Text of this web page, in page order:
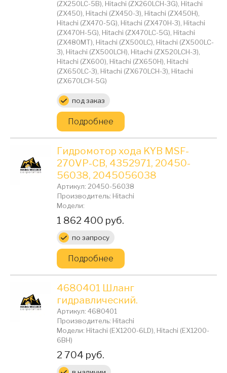
(ZX250LC-5B), Hitachi (ZX260LCH-3G), Hitachi
(ZX450), Hitachi (ZX450-3), Hitachi (ZX450H),
Hitachi (ZX470-5G), Hitachi (ZX470H-3), Hitachi
(ZX470H-5G), Hitachi (ZX470LC-5G), Hitachi
(ZX480MT), Hitachi (ZX500LC), Hitachi (ZX500LC-
3), Hitachi (ZX500LCH), Hitachi (ZX520LCH-3),
Hitachi (ZX600), Hitachi (ZX650H), Hitachi
(ZX650LC-3), Hitachi (ZX670LCH-3), Hitachi
(ZX670LCH-5G)
Цена:под заказ
Подробнее
Гидромотор хода KYB MSF-
270VP-CB, 4352971, 20450-
56038, 2045056038
Артикул: 20450-56038
Производитель: Hitachi
Модели:
Цена:
1 862 400 руб.
по запросу
Подробнее
4680401 Шланг
гидравлический.
Артикул: 4680401
Производитель: Hitachi
Модели: Hitachi (EX1200-6LD), Hitachi (EX1200-
6BH)
Цена:
2 704 руб.